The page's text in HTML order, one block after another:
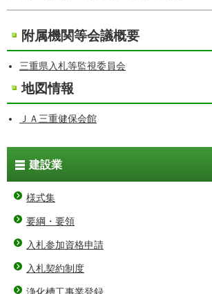
附属機関等会議概要
三重県入札等監視委員会
地図情報
ＪＡ三重健保会館
建設業
様式集
要綱・要領
入札参加資格申請
入札契約制度